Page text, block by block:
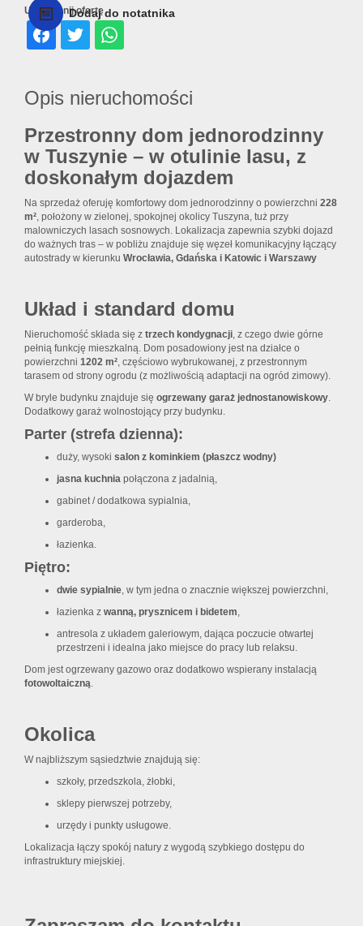
Dodaj do notatnika
Udostępnij ofertę
Opis nieruchomości
Przestronny dom jednorodzinny
w Tuszynie – w otulinie lasu, z
doskonałym dojazdem
Na sprzedaż oferuję komfortowy dom jednorodzinny o powierzchni 228
m², położony w zielonej, spokojnej okolicy Tuszyna, tuż przy
malowniczych lasach sosnowych. Lokalizacja zapewnia szybki dojazd
do ważnych tras – w pobliżu znajduje się węzeł komunikacyjny łączący
autostrady w kierunku Wrocławia, Gdańska i Katowic i Warszawy
Układ i standard domu
Nieruchomość składa się z trzech kondygnacji, z czego dwie górne
pełnią funkcję mieszkalną. Dom posadowiony jest na działce o
powierzchni 1202 m², częściowo wybrukowanej, z przestronnym
tarasem od strony ogrodu (z możliwością adaptacji na ogród zimowy).
W bryle budynku znajduje się ogrzewany garaż jednostanowiskowy.
Dodatkowy garaż wolnostojący przy budynku.
Parter (strefa dzienna):
duży, wysoki salon z kominkiem (płaszcz wodny)
jasna kuchnia połączona z jadalnią,
gabinet / dodatkowa sypialnia,
garderoba,
łazienka.
Piętro:
dwie sypialnie, w tym jedna o znacznie większej powierzchni,
łazienka z wanną, prysznicem i bidetem,
antresola z układem galeriowym, dająca poczucie otwartej
przestrzeni i idealna jako miejsce do pracy lub relaksu.
Dom jest ogrzewany gazowo oraz dodatkowo wspierany instalacją
fotowoltaiczną.
Okolica
W najbliższym sąsiedztwie znajdują się:
szkoły, przedszkola, żłobki,
sklepy pierwszej potrzeby,
urzędy i punkty usługowe.
Lokalizacja łączy spokój natury z wygodą szybkiego dostępu do
infrastruktury miejskiej.